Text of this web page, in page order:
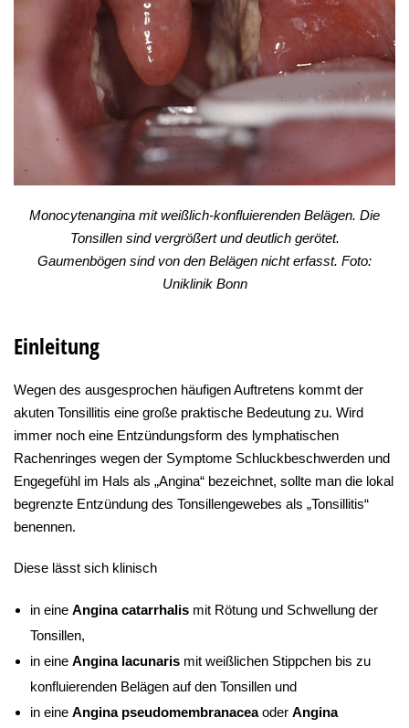
Monocytenangina mit weißlich-konfluierenden Belägen. Die
Tonsillen sind vergrößert und deutlich gerötet.
Gaumenbögen sind von den Belägen nicht erfasst. Foto:
Uniklinik Bonn
Einleitung
Wegen des ausgesprochen häufigen Auftretens kommt der
akuten Tonsillitis eine große praktische Bedeutung zu. Wird
immer noch eine Entzündungsform des lymphatischen
Rachenringes wegen der Symptome Schluckbeschwerden und
Engegefühl im Hals als „Angina“ bezeichnet, sollte man die lokal
begrenzte Entzündung des Tonsillengewebes als „Tonsillitis“
benennen.
Diese lässt sich klinisch
in eine Angina catarrhalis mit Rötung und Schwellung der
Tonsillen,
in eine Angina lacunaris mit weißlichen Stippchen bis zu
konfluierenden Belägen auf den Tonsillen und
in eine Angina pseudomembranaceaoder Angina